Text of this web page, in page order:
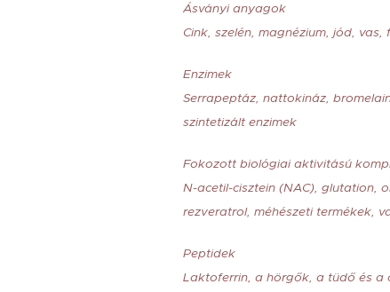
Ásványi anyagok
Cink, szelén, magnézium, jód,
Enzimek
Serrapeptáz, nattokináz,
szintetizált enzimek
Fokozott biológiai aktivitású
N-acetil-cisztein (NAC), glutation,
rezveratrol, méhészeti termékek,
Peptidek
Laktoferrin, a hörgők, a tüdő és a